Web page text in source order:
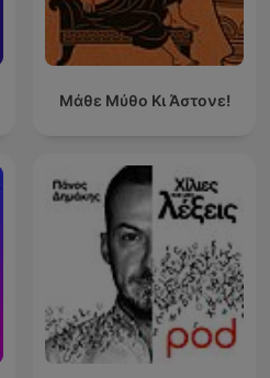
Μάθε Μύθο Κι Άστονε!